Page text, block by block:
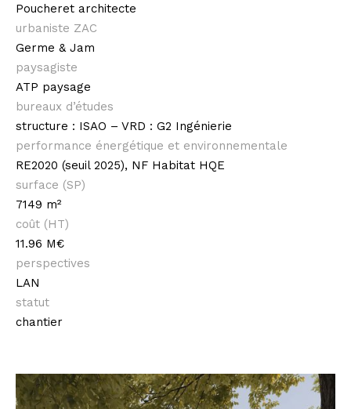
Poucheret architecte
urbaniste ZAC
Germe & Jam
paysagiste
ATP paysage
bureaux d’études
structure : ISAO – VRD : G2 Ingénierie
performance énergétique et environnementale
RE2020 (seuil 2025), NF Habitat HQE
surface (SP)
7149 m²
coût (HT)
11.96 M€
perspectives
LAN
statut
chantier